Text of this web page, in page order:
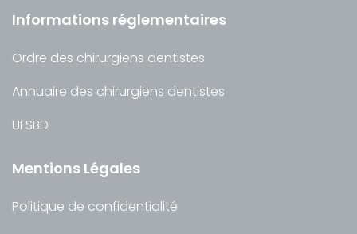
Informations réglementaires
Ordre des chirurgiens dentistes
Annuaire des chirurgiens dentistes
UFSBD
Mentions Légales
Politique de confidentialité